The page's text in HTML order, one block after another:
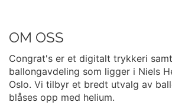
OM OSS
Congrat's er et digitalt trykkeri
ballongavdeling som ligger i Niels
Oslo. Vi tilbyr et bredt utvalg av
blåses opp med helium.